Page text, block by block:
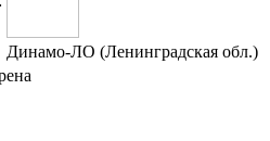
Динамо-ЛО (Ленинградская обл.)